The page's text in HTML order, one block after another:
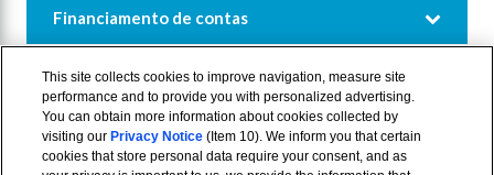
Financiamento de contas
This site collects cookies to improve navigation, measure site
performance and to provide you with personalized advertising.
You can obtain more information about cookies collected by
visiting our Privacy Notice(Item 10). We inform you that certain
cookies that store personal data require your consent, and as